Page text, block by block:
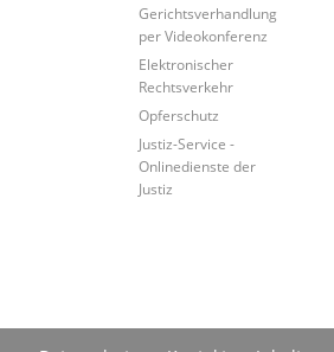
Gerichtsverhandlung
per Videokonferenz
Elektronischer
Rechtsverkehr
Opferschutz
Justiz-Service -
Onlinedienste der
Justiz